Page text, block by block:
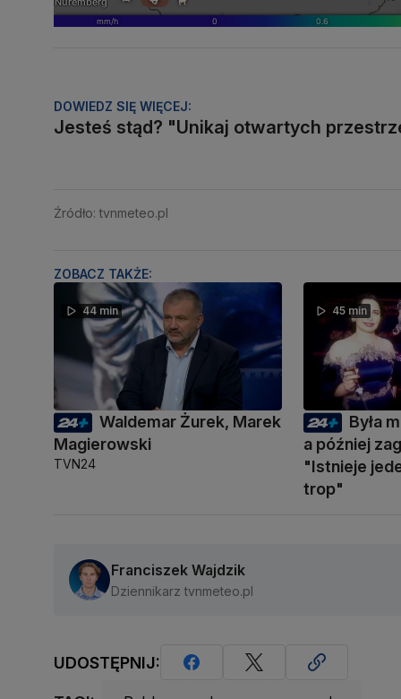
DOWIEDZ SIĘ WIĘCEJ:
Jesteś stąd? "Unikaj otwartych
Źródło: tvnmeteo.pl
ZOBACZ TAKŻE:
44 min
Waldemar Żurek, Marek
Magierowski
TVN24
45 min
Była
a później
"Istnieje
trop"
Franciszek Wajdzik
Dziennikarz tvnmeteo.pl
UDOSTĘPNIJ: